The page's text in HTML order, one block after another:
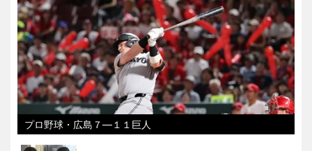
プロ野球・広島７―１１巨人